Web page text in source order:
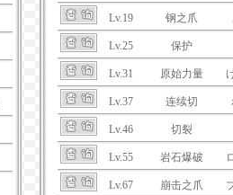
Lv.19 钢之爪
Lv.25 保护
Lv.31 原始力量
Lv.37 连续切
Lv.46 切裂
Lv.55 岩石爆破
Lv.67 崩击之爪